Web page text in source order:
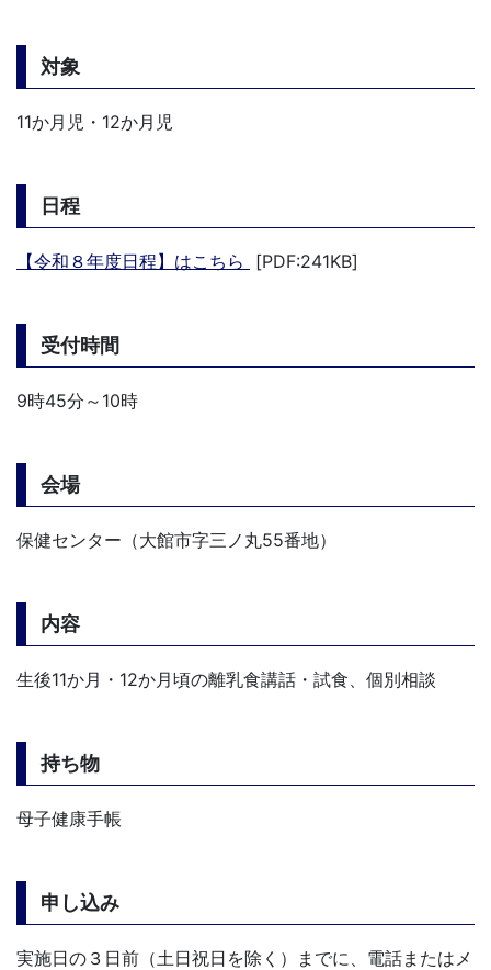
対象
11か月児・12か月児
日程
【令和８年度日程】はこちら [PDF:241KB]
受付時間
9時45分～10時
会場
保健センター（大館市字三ノ丸55番地）
内容
生後11か月・12か月頃の離乳食講話・試食、個別相談
持ち物
母子健康手帳
申し込み
実施日の３日前（土日祝日を除く）までに、電話またはメ